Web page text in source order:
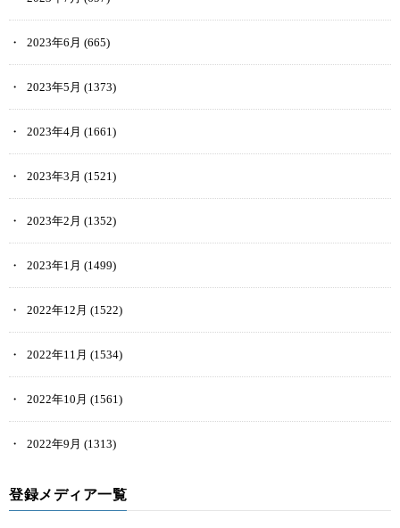
2023年6月 (665)
2023年5月 (1373)
2023年4月 (1661)
2023年3月 (1521)
2023年2月 (1352)
2023年1月 (1499)
2022年12月 (1522)
2022年11月 (1534)
2022年10月 (1561)
2022年9月 (1313)
登録メディア一覧